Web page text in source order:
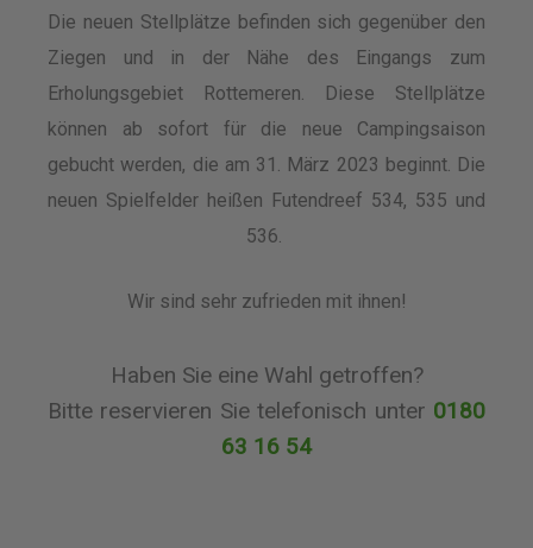
Die neuen Stellplätze befinden sich gegenüber den
Ziegen und in der Nähe des Eingangs zum
Erholungsgebiet Rottemeren. Diese Stellplätze
können ab sofort für die neue Campingsaison
gebucht werden, die am 31. März 2023 beginnt. Die
neuen Spielfelder heißen Futendreef 534, 535 und
536.
Wir sind sehr zufrieden mit ihnen!
Haben Sie eine Wahl getroffen?
Bitte reservieren Sie telefonisch unter 0180
63 16 54